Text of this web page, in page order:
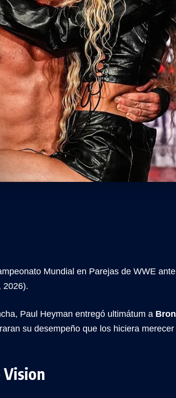
Mundial en Parejas de WWE ante
2026).
Paul Heyman entregó ultimátum a Bron
su desempeño que los hiciera merecer